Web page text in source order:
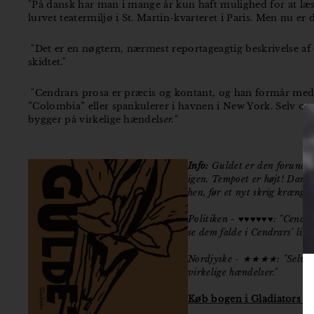
"På dansk har man i mange år kun haft mulighed for at
lurvet teatermiljø i St. Martin-kvarteret i Paris. Men nu er
"Det er en nøgtern, nærmest reportageagtig beskrivelse
skidtet."
"Cendrars prosa er præcis og kontant, og han formår
”Colombia” eller spankulerer i havnen i New York. Selv
bygger på virkelige hændelser."
Info: Guldet er den
igen. Tempoet er højt!
hen, før et nyt skrig
Politiken - ♥♥♥♥♥♥:
se dem falde i Cendrars'
Nordjyske - ★★★★: "Selv
virkelige hændelser."
Køb bogen i Gladiators